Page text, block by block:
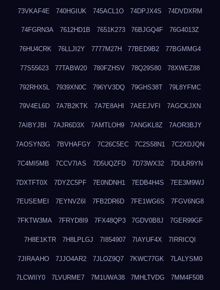
73VKAF4E 740HGIUK 745ACL1O 74DPJX4S 74DVDXRM
74FGRN3A 7612HD1B 7651K273 76BJGQ4F 76G4013Z
76HU4CRK 76LLJI2Y 7777M27H 77BED9B2 77BGMMG4
77S55623 77TABW20 780FZHSV 78Q29S80 78XWEZ88
792RHX5L 7939XN0C 796YV3DQ 79GHS38T 79L8YFMC
79V4EL6D 7A7B2KTK 7A7E8AHI 7AEEJVFI 7AGCKJXN
7AIBYJBI 7AJR6D3X 7AMTLOH9 7ANGKL8Z 7AOR3BJY
7AOSYN3G 7BVHAFGY 7C26C5EC 7C2S58N1 7C2XDJQN
7C4MI5MB 7CCV7IAS 7D5UQZFD 7D73WX32 7DULR9YN
7DXTFT0X 7DYZC5PF 7E0NDNH1 7EDB4H4S 7EE3M9WJ
7EUSEMEI 7EYNVZ6I 7FB2DR6D 7FE1WG6S 7FGV6NG8
7FKTW3MA 7FRYD8I9 7FX48QP3 7GDV0B8J 7GER99GF
7H8E1KTR 7H8LPLGJ 7I854907 7IAYUF4X 7IRRICQI
7JIRAAHO 7JJO4AR2 7JLOZ9Q7 7KWC77GK 7LALYSM0
7LCWIIY0 7LVURME7 7M1UWA38 7MHLTVDG 7MM4F50B